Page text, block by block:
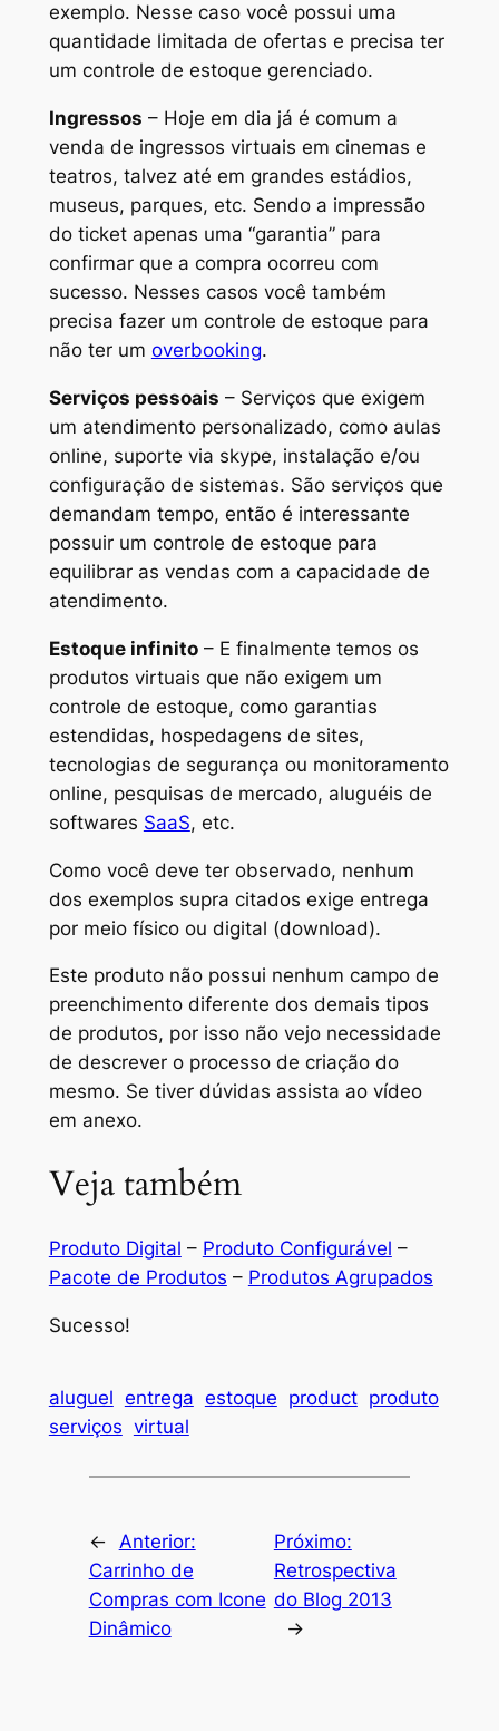
exemplo. Nesse caso você possui uma
quantidade limitada de ofertas e precisa ter
um controle de estoque gerenciado.
Ingressos – Hoje em dia já é comum a
venda de ingressos virtuais em cinemas e
teatros, talvez até em grandes estádios,
museus, parques, etc. Sendo a impressão
do ticketapenas uma “garantia” para
confirmar que a compra ocorreu com
sucesso. Nesses casos você também
precisa fazer um controle de estoque para
não ter um overbooking.
Serviços pessoais – Serviços que exigem
um atendimento personalizado, como aulas
online, suporte via skype, instalação e/ou
configuração de sistemas. São serviços que
demandam tempo, então é interessante
possuir um controle de estoque para
equilibrar as vendas com a capacidade de
atendimento.
Estoque infinito– E finalmente temos os
produtos virtuais que não exigem um
controle de estoque, como garantias
estendidas, hospedagens de sites,
tecnologias de segurança ou monitoramento
online, pesquisas de mercado, aluguéis de
softwares SaaS, etc.
Como você deve ter observado, nenhum
dos exemplos supra citados exige entrega
por meio físico ou digital (download).
Este produto não possui nenhum campo de
preenchimento diferente dos demais tipos
de produtos, por isso não vejo necessidade
de descrever o processo de criação do
mesmo. Se tiver dúvidas assista ao vídeo
em anexo.
Veja também
Produto Digital – Produto Configurável –
Pacote de Produtos – Produtos Agrupados
Sucesso!
aluguel entrega estoque product produto
serviços virtual
← Anterior:
Carrinho de
Compras com Icone
Dinâmico
Próximo:
Retrospectiva
do Blog 2013
→